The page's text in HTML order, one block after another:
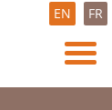
EN FR